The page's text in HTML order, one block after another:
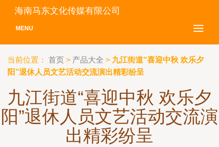
海南马东文化传媒有限公司
MENU
当前位置： 首页 > 产品大全 > 九江街道“喜迎中秋 欢乐夕
阳”退休人员文艺活动交流演出精彩纷呈
九江街道“喜迎中秋 欢乐夕
阳”退休人员文艺活动交流演
出精彩纷呈